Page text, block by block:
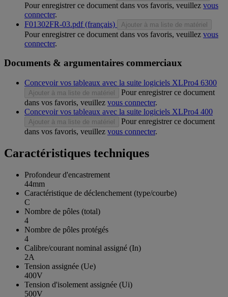
Pour enregistrer ce document dans vos favoris, veuillez vous
connecter.
F01302FR-03.pdf (français)
Ajouter à ma liste de matériel
Pour enregistrer ce document dans vos favoris, veuillez vous
connecter.
Documents & argumentaires commerciaux
Concevoir vos tableaux avec la suite logiciels XLPro4 6300
Ajouter à ma liste de matériel
Pour enregistrer ce document
dans vos favoris, veuillez vous connecter.
Concevoir vos tableaux avec la suite logiciels XLPro4 400
Ajouter à ma liste de matériel
Pour enregistrer ce document
dans vos favoris, veuillez vous connecter.
Caractéristiques techniques
Profondeur d'encastrement
44mm
Caractéristique de déclenchement (type/courbe)
C
Nombre de pôles (total)
4
Nombre de pôles protégés
4
Calibre/courant nominal assigné (In)
2A
Tension assignée (Ue)
400V
Tension d'isolement assignée (Ui)
500V